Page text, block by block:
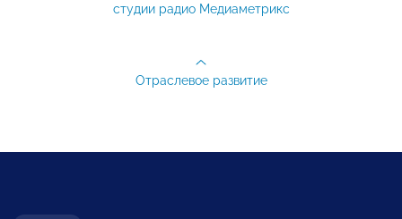
студии радио Медиаметрикс
Отраслевое развитие